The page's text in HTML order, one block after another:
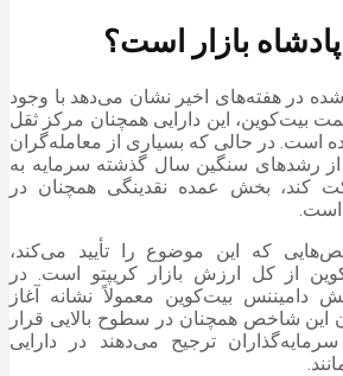
بازار است؟
در هفته‌های اخیر نشان می‌دهد با وجود
بیت‌کوین، این دارایی همچنان مرکز ثقل
است. در حالی که بسیاری از معامله‌گران
از رشدهای سنگین سال گذشته سرمایه به
کند، بخش عمده نقدینگی همچنان در
است.
که این موضوع را تأیید می‌کند،
از کل ارزش بازار کریپتو است. در
دامیننس بیت‌کوین معمولاً نشانه آغاز
این شاخص همچنان در سطوح بالایی قرار
ترجیح می‌دهند در دارایی